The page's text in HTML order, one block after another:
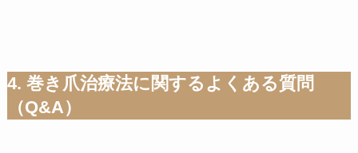
4. 巻き爪治療法に関するよくある質問
（Q&A）